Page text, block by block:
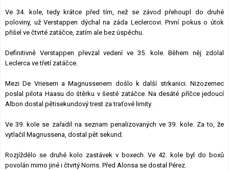
Ve 34. kole, tedy krátce před tím, než se závod přehoupl do druhé
poloviny, už Verstappen dýchal na záda Leclercovi. První pokus o útok
přišel ve čtvrté zatáčce, zatím ale bez úspěchu.
Definitivně Verstappen převzal vedení ve 35. kole. Během něj zdolal
Leclerca ve třetí zatáčce.
Mezi De Vriesem a Magnussenem došlo k další strkanici. Nizozemec
poslal pilota Haasu do štěrku v šesté zatáčce. Na desáté příčce jedoucí
Albon dostal pětisekundový trest za traťové limity.
Ve 39. kole se zařadil na seznam penalizovaných ve 39. kole. Za to, že
vytlačil Magnussena, dostal pět sekund.
Rozjíždělo se druhé kolo zastávek v boxech. Ve 42. kole byl do boxů
povolán mimo jiné i čtvrtý Norris. Před Alonsa se dostal Pérez.